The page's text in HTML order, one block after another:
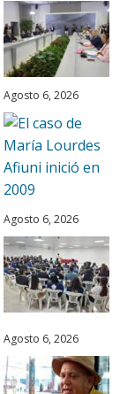
Agosto 6, 2026
Agosto 6, 2026
Agosto 6, 2026